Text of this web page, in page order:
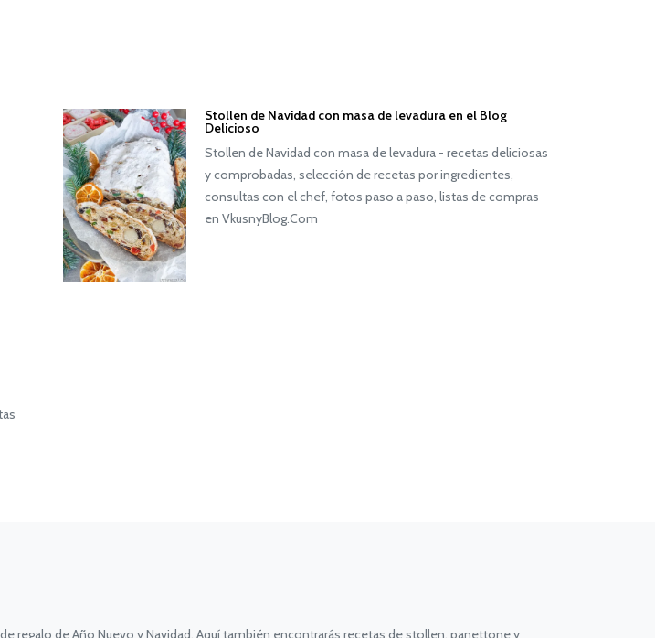
Stollen de Navidad con masa de levadura en el Blog
Delicioso
Stollen de Navidad con masa de levadura - recetas deliciosas
y comprobadas, selección de recetas por ingredientes,
consultas con el chef, fotos paso a paso, listas de compras
en VkusnyBlog.Com
regalo de Año Nuevo y Navidad. Aquí también encontrarás recetas de stollen, panettone y